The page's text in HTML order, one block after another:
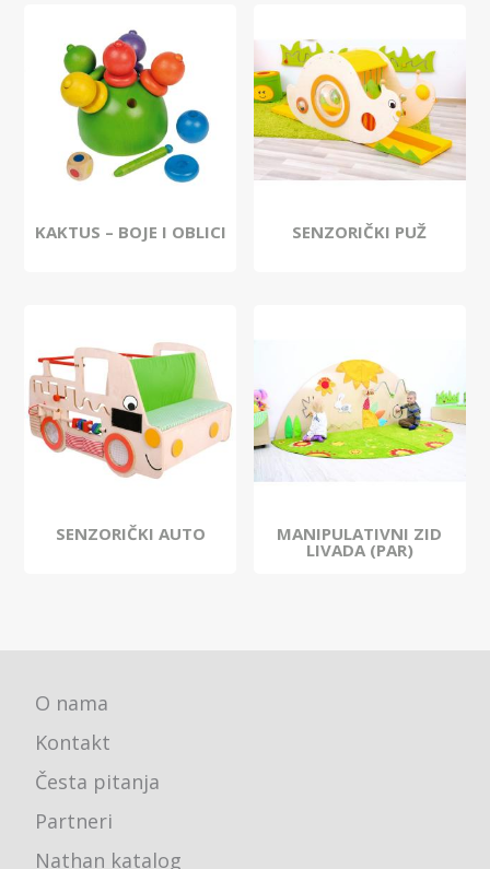
KAKTUS – BOJE I OBLICI SENZORIČKI PUŽ
SENZORIČKI AUTO MANIPULATIVNI ZID
LIVADA (PAR)
O nama
Kontakt
Česta pitanja
Partneri
Nathan katalog